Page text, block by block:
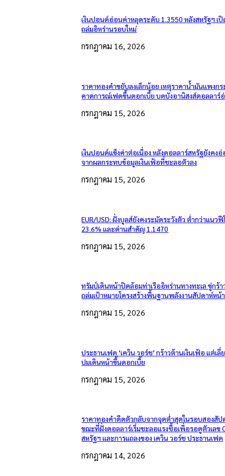
เงินปอนด์อ่อนค่าหลุดระดับ 1.3550 หลังสหรัฐฯ เ
ถล่มอิหร่านรอบใหม่
กรกฎาคม 16, 2026
ราคาทองคำขยับลงเล็กน้อย เหตุราคาน้ำมันแพงก
คาดการณ์เฟดขึ้นดอกเบี้ย บดบังอานิสงส์ดอลลาร์
กรกฎาคม 15, 2026
เงินปอนด์แข็งค่าต่อเนื่อง หลังดอลลาร์สหรัฐยังคง
จากผลกระทบข้อมูลเงินเฟ้อที่ชะลอตัวลง
กรกฎาคม 15, 2026
EUR/USD: ฝั่งบูลส์ยังคงระมัดระวังตัว ต่ำกว่าแนว
23.6% และด่านสำคัญ 1.1470
กรกฎาคม 15, 2026
ทรัมป์เดินหน้าปิดล้อมท่าเรืออิหร่านทางทะเล ขู่กร้า
ถล่มเป้าหมายโครงสร้างพื้นฐานพลังงานสัปดาห์หน้า
กรกฎาคม 15, 2026
ประธานเฟด ‘เควิน วอร์ช’ กร้าวต้านเงินเฟ้อ แต่เลี่
ปมเดินหน้าขึ้นดอกเบี้ย
กรกฎาคม 15, 2026
ราคาทองคำดีดตัวกลับจากจุดต่ำสุดในรอบสองสัป
ขณะที่ฝั่งดอลลาร์เริ่มชะลอแรงซื้อเพื่อรอดูตัวเลข
สหรัฐฯ และการแถลงของ เควิน วอร์ช ประธานเฟด
กรกฎาคม 14, 2026